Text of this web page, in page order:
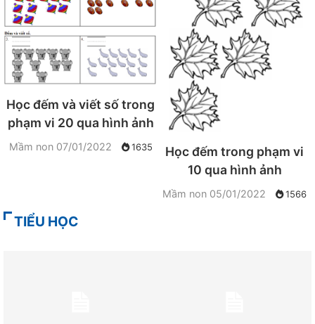
Học đếm và viết số trong
phạm vi 20 qua hình ảnh
Mầm non 07/01/2022 1635
Học đếm trong phạm vi
10 qua hình ảnh
Mầm non 05/01/2022 1566
TIỂU HỌC